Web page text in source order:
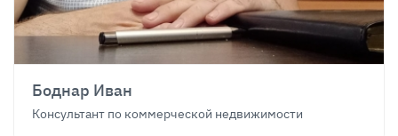
Боднар Иван
Консультант по коммерческой недвижимости